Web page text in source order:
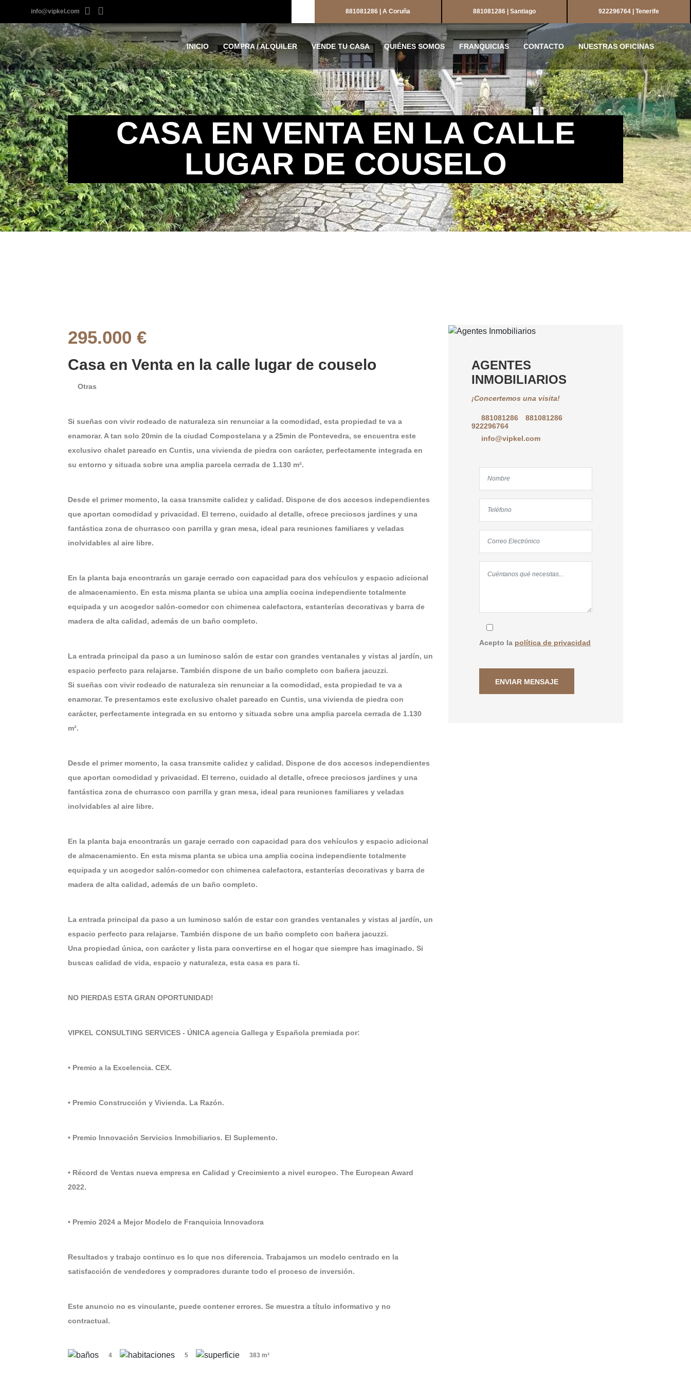
info@vipkel.com 881081286 | A Coruña 881081286 | Santiago 922296764 | Tenerife
INICIO COMPRA / ALQUILER VENDE TU CASA QUIÉNES SOMOS FRANQUICIAS CONTACTO NUESTRAS OFICINAS
CASA EN VENTA EN LA CALLE
LUGAR DE COUSELO
295.000 €
Casa en Venta en la calle lugar de couselo
Otras
Si sueñas con vivir rodeado de naturaleza sin renunciar a la comodidad, esta propiedad te va a
enamorar. A tan solo 20min de la ciudad Compostelana y a 25min de Pontevedra, se encuentra este
exclusivo chalet pareado en Cuntis, una vivienda de piedra con carácter, perfectamente integrada en
su entorno y situada sobre una amplia parcela cerrada de 1.130 m².
Desde el primer momento, la casa transmite calidez y calidad. Dispone de dos accesos independientes
que aportan comodidad y privacidad. El terreno, cuidado al detalle, ofrece preciosos jardines y una
fantástica zona de churrasco con parrilla y gran mesa, ideal para reuniones familiares y veladas
inolvidables al aire libre.
En la planta baja encontrarás un garaje cerrado con capacidad para dos vehículos y espacio adicional
de almacenamiento. En esta misma planta se ubica una amplia cocina independiente totalmente
equipada y un acogedor salón-comedor con chimenea calefactora, estanterías decorativas y barra de
madera de alta calidad, además de un baño completo.
La entrada principal da paso a un luminoso salón de estar con grandes ventanales y vistas al jardín, un
espacio perfecto para relajarse. También dispone de un baño completo con bañera jacuzzi.
Si sueñas con vivir rodeado de naturaleza sin renunciar a la comodidad, esta propiedad te va a
enamorar. Te presentamos este exclusivo chalet pareado en Cuntis, una vivienda de piedra con
carácter, perfectamente integrada en su entorno y situada sobre una amplia parcela cerrada de 1.130
m².
Desde el primer momento, la casa transmite calidez y calidad. Dispone de dos accesos independientes
que aportan comodidad y privacidad. El terreno, cuidado al detalle, ofrece preciosos jardines y una
fantástica zona de churrasco con parrilla y gran mesa, ideal para reuniones familiares y veladas
inolvidables al aire libre.
En la planta baja encontrarás un garaje cerrado con capacidad para dos vehículos y espacio adicional
de almacenamiento. En esta misma planta se ubica una amplia cocina independiente totalmente
equipada y un acogedor salón-comedor con chimenea calefactora, estanterías decorativas y barra de
madera de alta calidad, además de un baño completo.
La entrada principal da paso a un luminoso salón de estar con grandes ventanales y vistas al jardín, un
espacio perfecto para relajarse. También dispone de un baño completo con bañera jacuzzi.
Una propiedad única, con carácter y lista para convertirse en el hogar que siempre has imaginado. Si
buscas calidad de vida, espacio y naturaleza, esta casa es para ti.
NO PIERDAS ESTA GRAN OPORTUNIDAD!
VIPKEL CONSULTING SERVICES - ÚNICA agencia Gallega y Española premiada por:
• Premio a la Excelencia. CEX.
• Premio Construcción y Vivienda. La Razón.
• Premio Innovación Servicios Inmobiliarios. El Suplemento.
• Récord de Ventas nueva empresa en Calidad y Crecimiento a nivel europeo. The European Award
2022.
• Premio 2024 a Mejor Modelo de Franquicia Innovadora
Resultados y trabajo continuo es lo que nos diferencia. Trabajamos un modelo centrado en la
satisfacción de vendedores y compradores durante todo el proceso de inversión.
Este anuncio no es vinculante, puede contener errores. Se muestra a título informativo y no
contractual.
4 5 383 m²
AGENTES
INMOBILIARIOS
¡Concertemos una visita!
881081286
881081286
922296764
info@vipkel.com
Acepto la política de privacidad